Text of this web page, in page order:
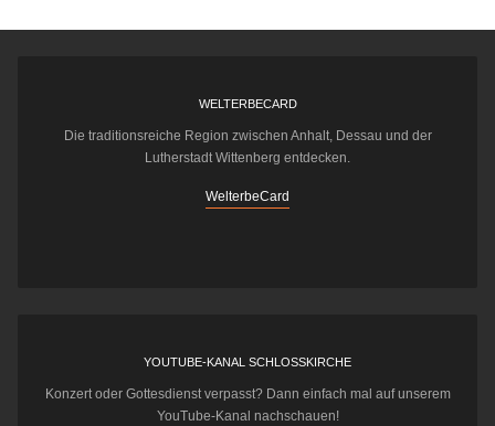
WELTERBECARD
Die traditionsreiche Region zwischen Anhalt, Dessau und der
Lutherstadt Wittenberg entdecken.
WelterbeCard
YOUTUBE-KANAL SCHLOSSKIRCHE
Konzert oder Gottesdienst verpasst? Dann einfach mal auf unserem
YouTube-Kanal nachschauen!